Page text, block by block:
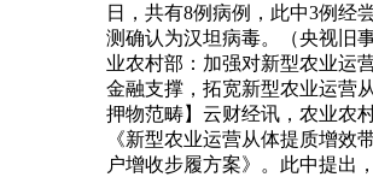
日，共有8例病例，此中3例经
测确认为汉坦病毒。（央视旧
业农村部：加强对新型农业运
金融支撑，拓宽新型农业运营
押物范畴】云财经讯，农业农
《新型农业运营从体提质增效
户增收步履方案》。此中提出